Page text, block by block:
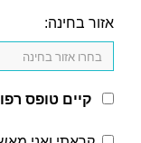
אזור בחינה:
קיים טופס